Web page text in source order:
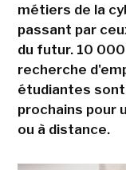
métiers de la
passant par
du futur. 10
recherche
étudiantes
prochains pour
ou à distance.